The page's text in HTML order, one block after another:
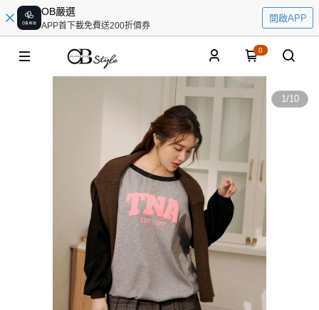
OB嚴選
APP首下載免費送200折價券
開啟APP
0
1/10